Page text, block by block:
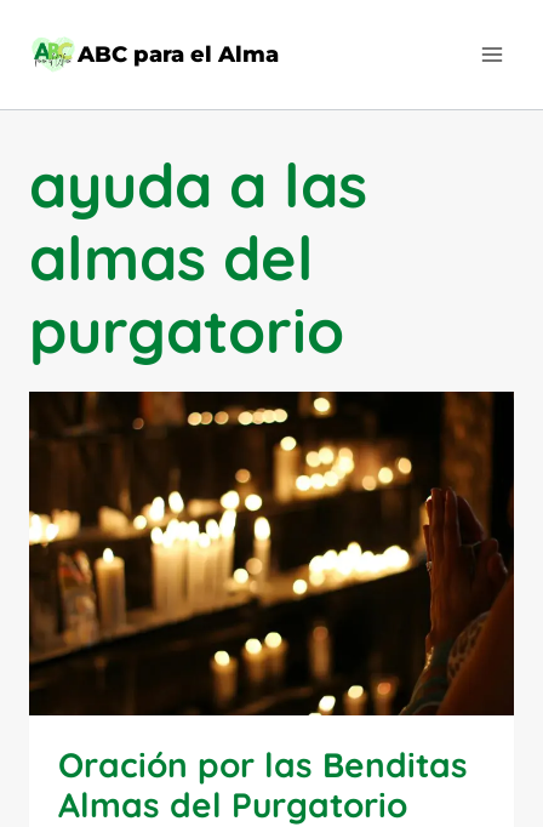
ABC para el Alma
ayuda a las
almas del
purgatorio
Oración por las Benditas
Almas del Purgatorio